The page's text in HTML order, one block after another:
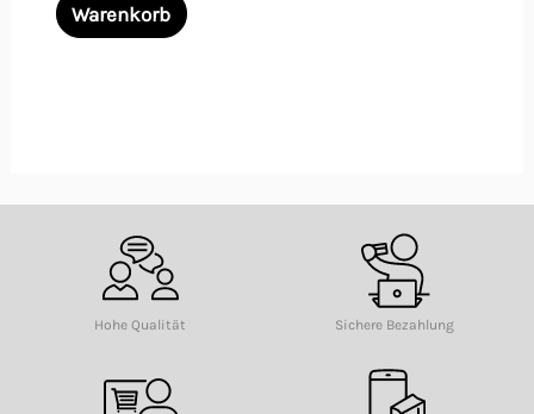
Warenkorb
Hohe Qualität Sichere Bezahlung